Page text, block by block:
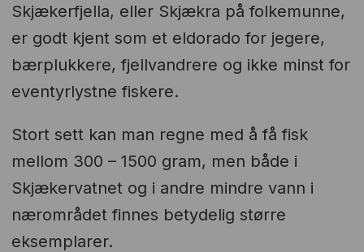
Skjækerfjella, eller Skjækra på folkemunne,
er godt kjent som et eldorado for jegere,
bærplukkere, fjellvandrere og ikke minst for
eventyrlystne fiskere.
Stort sett kan man regne med å få fisk
mellom 300 – 1500 gram, men både i
Skjækervatnet og i andre mindre vann i
nærområdet finnes betydelig større
eksemplarer.